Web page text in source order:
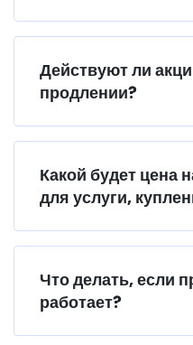
Действуют ли
продлении?
Какой будет цена
для услуги,
Что делать, если
работает?